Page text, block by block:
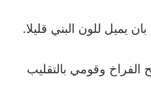
يميل للون البني قليلا.
وقومي بالتقليب